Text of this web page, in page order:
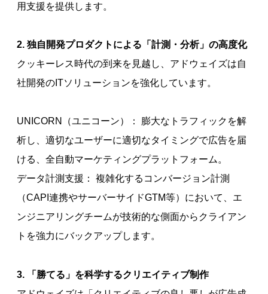
用支援を提供します。
2. 独自開発プロダクトによる「計測・分析」の高度化
クッキーレス時代の到来を見越し、アドウェイズは自
社開発のITソリューションを強化しています。
UNICORN（ユニコーン）： 膨大なトラフィックを解
析し、適切なユーザーに適切なタイミングで広告を届
ける、全自動マーケティングプラットフォーム。
データ計測支援： 複雑化するコンバージョン計測
（CAPI連携やサーバーサイドGTM等）において、エ
ンジニアリングチームが技術的な側面からクライアン
トを強力にバックアップします。
3. 「勝てる」を科学するクリエイティブ制作